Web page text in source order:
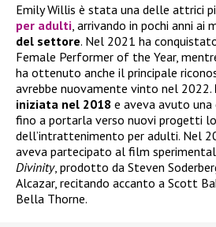
Emily Willis è stata una delle attrici
per adulti , arrivando in pochi anni ai
del settore. Nel 2021 ha
Female Performer of the Year,
ha ottenuto anche il principale
avrebbe nuovamente vinto nel 2022.
iniziata nel 2018 e aveva avuto una
fino a portarla verso nuovi progetti
dell’intrattenimento per adulti. Nel
aveva partecipato al film
Divinity, prodotto da Steven
Alcazar, recitando accanto a Scott
Bella Thorne.